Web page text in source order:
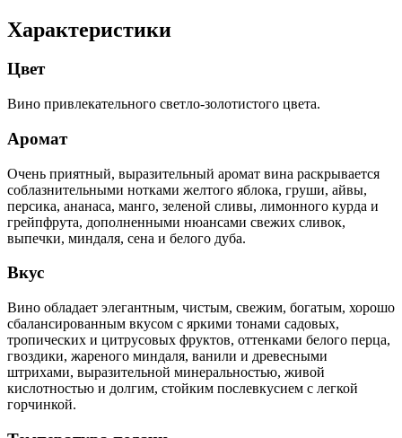
Характеристики
Цвет
Вино привлекательного светло-золотистого цвета.
Аромат
Очень приятный, выразительный аромат вина раскрывается
соблазнительными нотками желтого яблока, груши, айвы,
персика, ананаса, манго, зеленой сливы, лимонного курда и
грейпфрута, дополненными нюансами свежих сливок,
выпечки, миндаля, сена и белого дуба.
Вкус
Вино обладает элегантным, чистым, свежим, богатым, хорошо
сбалансированным вкусом с яркими тонами садовых,
тропических и цитрусовых фруктов, оттенками белого перца,
гвоздики, жареного миндаля, ванили и древесными
штрихами, выразительной минеральностью, живой
кислотностью и долгим, стойким послевкусием с легкой
горчинкой.